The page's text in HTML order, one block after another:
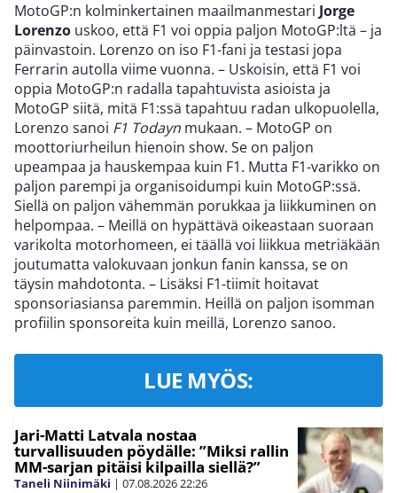
MotoGP:n kolminkertainen maailmanmestari Jorge
Lorenzo uskoo, että F1 voi oppia paljon MotoGP:ltä – ja
päinvastoin. Lorenzo on iso F1-fani ja testasi jopa
Ferrarin autolla viime vuonna. – Uskoisin, että F1 voi
oppia MotoGP:n radalla tapahtuvista asioista ja
MotoGP siitä, mitä F1:ssä tapahtuu radan ulkopuolella,
Lorenzo sanoi F1 Todayn mukaan. – MotoGP on
moottoriurheilun hienoin show. Se on paljon
upeampaa ja hauskempaa kuin F1. Mutta F1-varikko on
paljon parempi ja organisoidumpi kuin MotoGP:ssä.
Siellä on paljon vähemmän porukkaa ja liikkuminen on
helpompaa. – Meillä on hypättävä oikeastaan suoraan
varikolta motorhomeen, ei täällä voi liikkua metriäkään
joutumatta valokuvaan jonkun fanin kanssa, se on
täysin mahdotonta. – Lisäksi F1-tiimit hoitavat
sponsoriasiansa paremmin. Heillä on paljon isomman
profiilin sponsoreita kuin meillä, Lorenzo sanoo.
LUE MYÖS:
Jari-Matti Latvala nostaa
turvallisuuden pöydälle: ”Miksi rallin
MM-sarjan pitäisi kilpailla siellä?”
Taneli Niinimäki | 07.08.202622:26